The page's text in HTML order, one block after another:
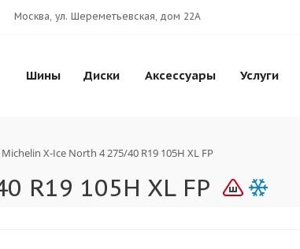
Москва, ул. Шереметьевская, дом 22А
Шины Диски Аксессуары Услуги
Michelin X-Ice North 4 275/40 R19 105H XL FP
R19 105H XL FP